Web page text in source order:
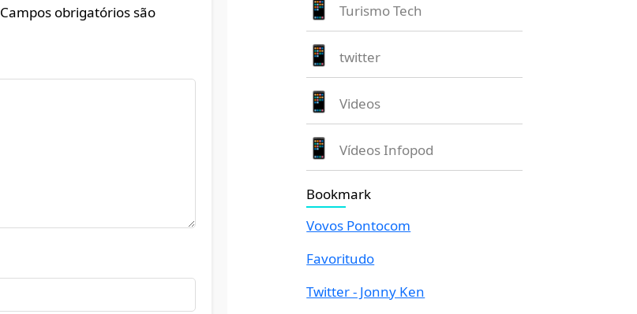
Campos obrigatórios são
Turismo Tech
twitter
Videos
Vídeos Infopod
Bookmark
Vovos Pontocom
Favoritudo
Twitter - Jonny Ken